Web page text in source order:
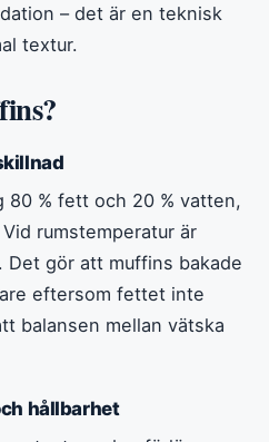
– det är en teknisk
textur.
80 % fett och 20 % vatten,
rumstemperatur är
gör att muffins bakade
eftersom fettet inte
balansen mellan vätska
hållbarhet